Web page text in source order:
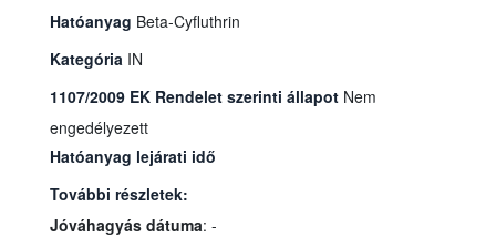
Hatóanyag Beta-Cyfluthrin
Kategória IN
1107/2009 EK Rendelet szerinti állapot
engedélyezett
Hatóanyag lejárati idő
További részletek:
Jóváhagyás dátuma: -